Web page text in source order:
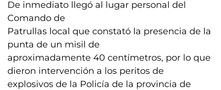
De inmediato llegó al lugar personal del
Comando de
Patrullas local que constató la presencia de la
punta de un misil de
aproximadamente 40 centímetros, por lo que
dieron intervención a los peritos de
explosivos de la Policía de la provincia de